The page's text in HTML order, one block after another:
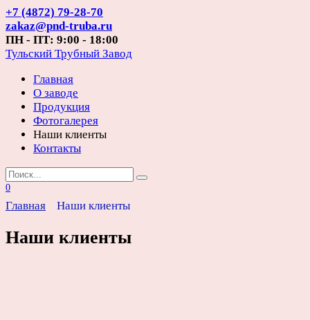
Перейти
к
содержанию
+7 (4872) 79-28-70
zakaz@pnd-truba.ru
ПН - ПТ: 9:00 - 18:00
Тульский Трубный Завод
Главная
О заводе
Продукция
Фотогалерея
Наши клиенты
Контакты
Search
for:
0
Главная Наши клиенты
Наши клиенты